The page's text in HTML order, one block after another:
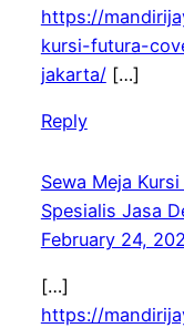
https://
kursi-futura-
jakarta/[…]
Reply
Sewa Meja
Spesialis Jasa
February 24,
[…]
https://